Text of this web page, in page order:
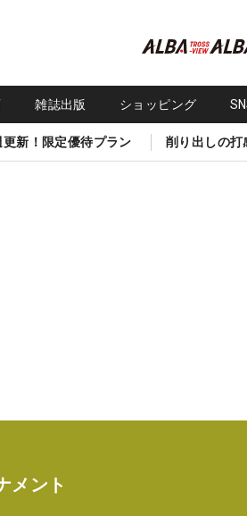
雑誌出版 ショッピング
新！限定優待プラン 削り出しの
メント